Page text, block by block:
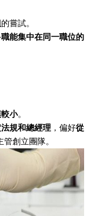
的嘗試。
能集中在同一職位的
小。
規和總經理 ，偏好從
創立團隊。